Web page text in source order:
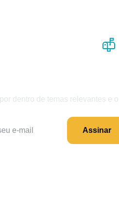
dentro de temas relevantes e
Assinar